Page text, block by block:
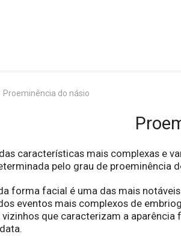
Proeminência do násio
características mais complexas e
pelo grau de proeminência
forma facial é uma das mais
eventos mais complexos de
que caracterizam a